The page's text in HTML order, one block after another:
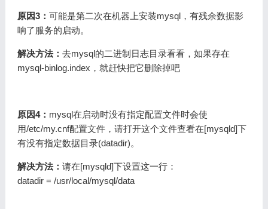
原因3： 可能是第二次在机器上安装mysql，有残余数据影
响了服务的启动。
解决方法： 去mysql的二进制日志目录看看，如果存在
mysql-binlog.index，就赶快把它删除掉吧
原因4： mysql在启动时没有指定配置文件时会使
用/etc/my.cnf配置文件，请打开这个文件查看在[mysqld]下
有没有指定数据目录(datadir)。
解决方法： 请在[mysqld]下设置这一行：
datadir = /usr/local/mysql/data